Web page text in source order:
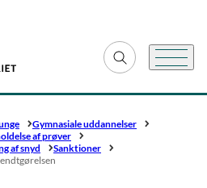
Fold søgefelt ud
Menu
Gymnasiale uddannelser
af prøver
af snyd
Sanktioner